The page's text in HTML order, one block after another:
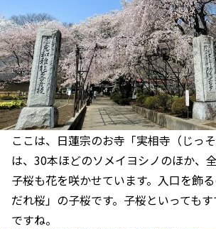
ここは、日蓮宗のお寺「実相寺（じっ
は、30本ほどのソメイヨシノのほか、
子桜も花を咲かせています。入口を飾
だれ桜」の子桜です。子桜といっても
ですね。